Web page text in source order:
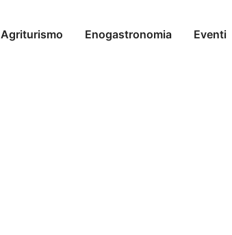
Agriturismo Enogastronomia Eventi